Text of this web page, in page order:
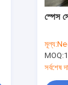
স্পেস
মূল্য:
MOQ:
সর্বশেষ